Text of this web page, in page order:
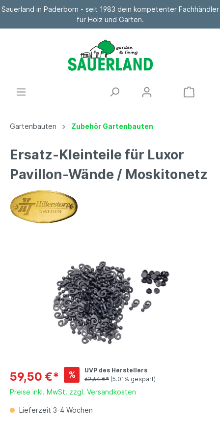
Sauerland in Paderborn - seit 1983 dein kompetenter Fachhändler
für Holz und Garten.
Gartenbauten Zubehör Gartenbauten
Ersatz-Kleinteile für Luxor
Pavillon-Wände / Moskitonetz
59,50 €* %
UVP des Herstellers
62,64 €* (5.01% gespart)
Preise inkl. MwSt. zzgl. Versandkosten
Lieferzeit 3-4 Wochen